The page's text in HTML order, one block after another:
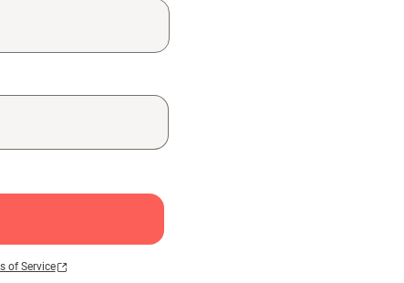
of Service